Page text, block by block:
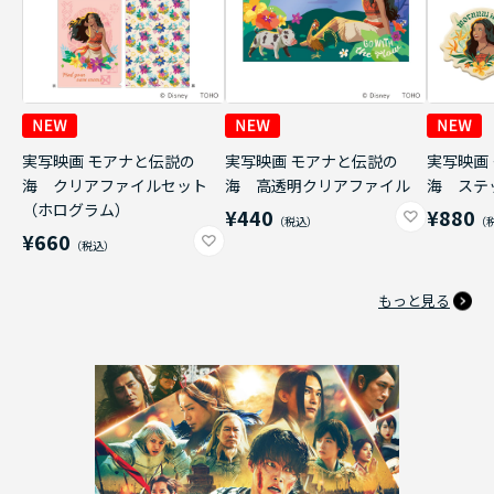
実写映画 モアナと伝説の
海 クリアファイルセット
（ホログラム）
¥660
実写映画 モアナと伝説の
海 高透明クリアファイル
¥440
実写映画
海 ステ
¥880
もっと見る